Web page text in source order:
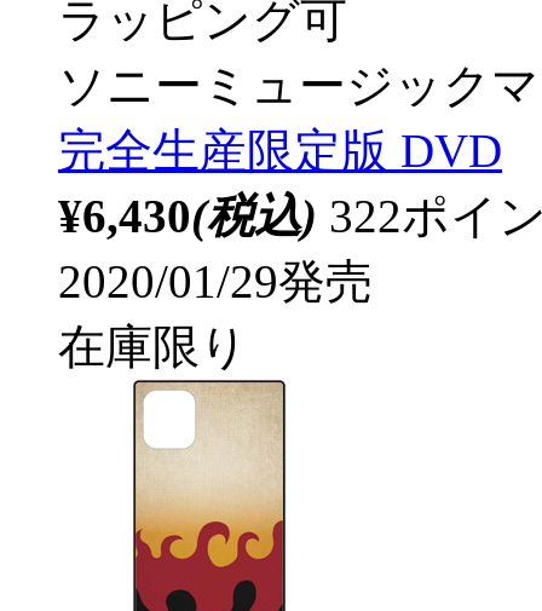
ラッピング可
ソニーミュージック
完全生産限定版 DVD
¥6,430(税込) 322ポイ
2020/01/29発売
在庫限り